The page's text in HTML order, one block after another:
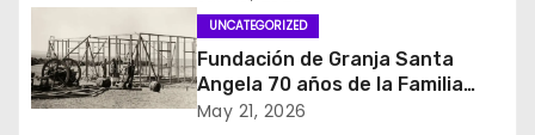
e
n
UNCATEGORIZED
Fundación de Granja Santa
Angela 70 años de la Familia
Napoli en el Oasis de Pica
May 21, 2026